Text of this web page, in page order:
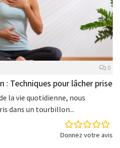
0
: Techniques pour lâcher prise
la vie quotidienne, nous
dans un tourbillon...
Donnez votre avis